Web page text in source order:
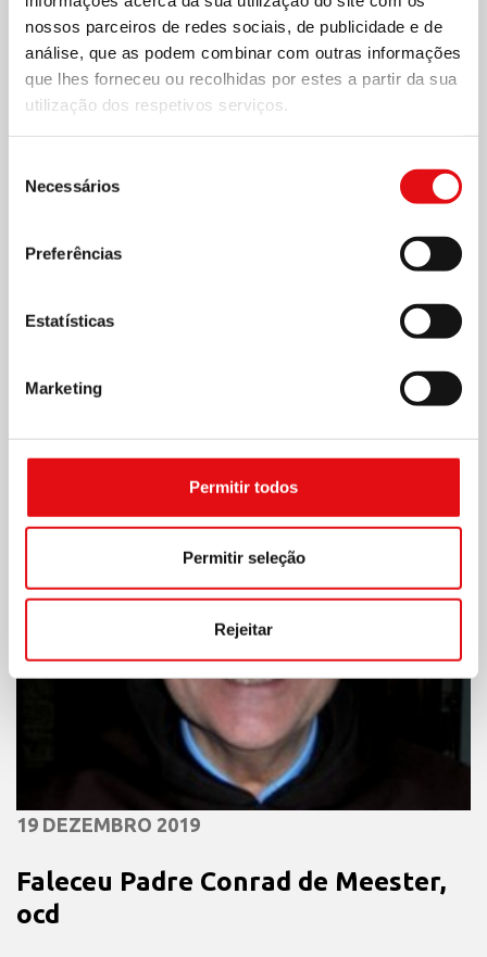
nossos parceiros de redes sociais, de publicidade e de
análise, que as podem combinar com outras informações
que lhes forneceu ou recolhidas por estes a partir da sua
utilização dos respetivos serviços.
Necessários
Preferências
Estatísticas
Marketing
Permitir todos
Permitir seleção
Rejeitar
24 DEZEMBRO 2019
BIS online
Na quarta-feira, 11 de dezembro, às 10:20h, deu-se
início na sala 1 da Pontifícia Faculdade Teológica
Teresianum à apresentação da BIS – Bibliographia
+
19 DEZEMBRO 2019
Faleceu Padre Conrad de Meester,
ocd